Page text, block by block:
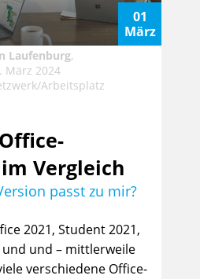
01
März
Laufenburg,
März 2024
Arbeitsplatz
Vergleich
passt zu mir?
2021, Student 2021,
und – mittlerweile
verschiedene Office-